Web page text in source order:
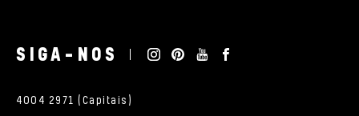
SIGA-NOS
4004 2971 (Capitais)